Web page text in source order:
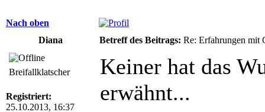
Nach oben
Diana
Betreff des Beitrags: Re: Erfahrungen mit
Breifallklatscher
Registriert:
25.10.2013, 16:37
Keiner hat das
erwähnt...